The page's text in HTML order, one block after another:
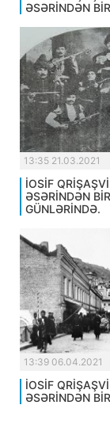
ƏSƏRİNDƏN
13:35 21.03.2021
İOSİF
ƏSƏRİNDƏN
GÜNLƏRİNDƏ.
13:39 06.04.2021
İOSİF
ƏSƏRİNDƏN